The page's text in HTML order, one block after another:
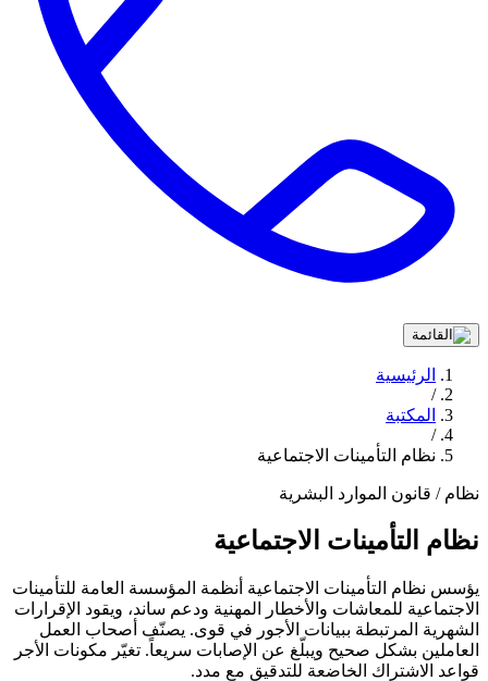
الرئيسية
/
المكتبة
/
نظام التأمينات الاجتماعية
نظام / قانون الموارد البشرية
نظام التأمينات الاجتماعية
يؤسس نظام التأمينات الاجتماعية أنظمة المؤسسة العامة للتأمينات
الاجتماعية للمعاشات والأخطار المهنية ودعم ساند، ويقود الإقرارات
الشهرية المرتبطة ببيانات الأجور في قوى. يصنّف أصحاب العمل
العاملين بشكل صحيح ويبلّغ عن الإصابات سريعاً. تغيّر مكونات الأجر
قواعد الاشتراك الخاضعة للتدقيق مع مدد.